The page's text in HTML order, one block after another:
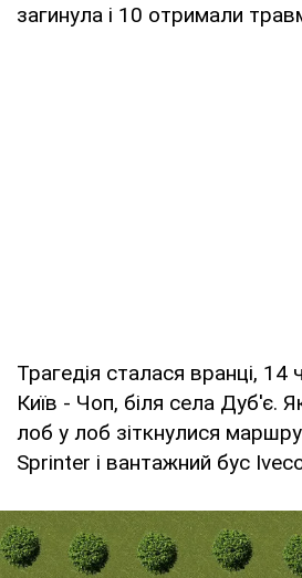
загинула і 10 отримали
Трагедія сталася вранці, 14
Київ - Чоп, біля села Дуб'є.
лоб у лоб зіткнулися
Sprinter і вантажний бус